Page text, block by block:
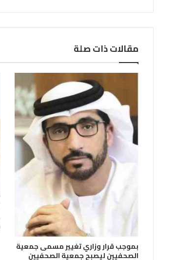
مقالات ذات صلة
بموجب قرار وزاري تغيير مسمى جمعية
الصحفيين ليصبح جمعية الصحفيين